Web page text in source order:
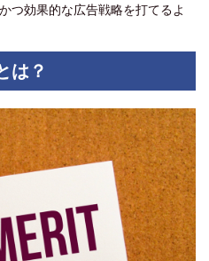
つ効果的な広告戦略を打てるよ
は？